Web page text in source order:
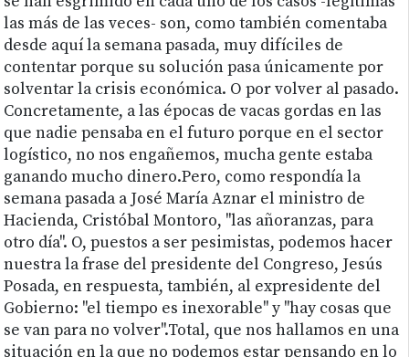
las más de las veces- son, como también comentaba
desde aquí la semana pasada, muy difíciles de
contentar porque su solución pasa únicamente por
solventar la crisis económica. O por volver al pasado.
Concretamente, a las épocas de vacas gordas en las
que nadie pensaba en el futuro porque en el sector
logístico, no nos engañemos, mucha gente estaba
ganando mucho dinero.Pero, como respondía la
semana pasada a José María Aznar el ministro de
Hacienda, Cristóbal Montoro, "las añoranzas, para
otro día". O, puestos a ser pesimistas, podemos hacer
nuestra la frase del presidente del Congreso, Jesús
Posada, en respuesta, también, al expresidente del
Gobierno: "el tiempo es inexorable" y "hay cosas que
se van para no volver".Total, que nos hallamos en una
situación en la que no podemos estar pensando en lo